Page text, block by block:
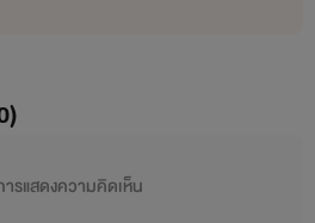
)
ารแสดงความคิดเห็น